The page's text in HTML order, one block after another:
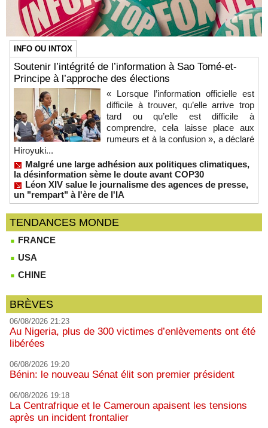
INFO OU INTOX
Soutenir l’intégrité de l’information à Sao Tomé-et-
Principe à l’approche des élections
« Lorsque l’information officielle est
difficile à trouver, qu’elle arrive trop
tard ou qu’elle est difficile à
comprendre, cela laisse place aux
rumeurs et à la confusion », a déclaré
Hiroyuki...
Malgré une large adhésion aux politiques climatiques,
la désinformation sème le doute avant COP30
Léon XIV salue le journalisme des agences de presse,
un "rempart" à l'ère de l'IA
TENDANCES MONDE
FRANCE
USA
CHINE
BRÈVES
06/08/2026 21:23
Au Nigeria, plus de 300 victimes d’enlèvements ont été
libérées
06/08/2026 19:20
Bénin: le nouveau Sénat élit son premier président
06/08/2026 19:18
La Centrafrique et le Cameroun apaisent les tensions
après un incident frontalier